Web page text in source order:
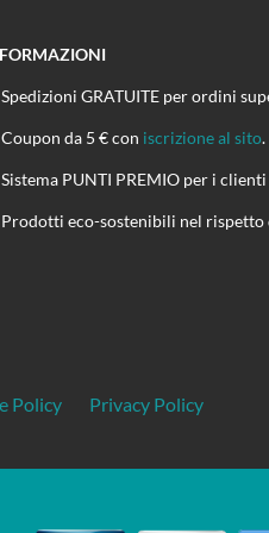
Spedizioni GRATUITE per ordini
Coupon da 5 € con iscrizione al sito.
Sistema PUNTI PREMIO per i
Prodotti eco-sostenibili nel rispetto
Policy Privacy Policy